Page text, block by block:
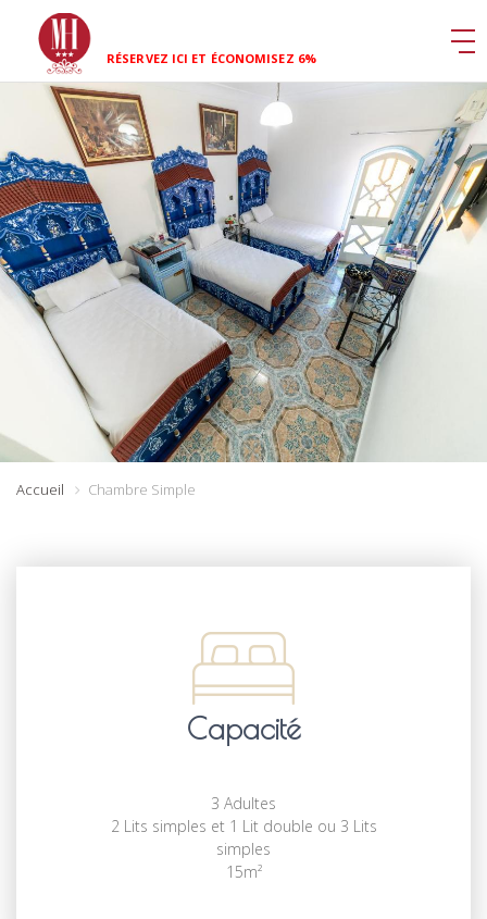
RÉSERVEZ ICI ET ÉCONOMISEZ 6%
Accueil Chambre Simple
Capacité
3 Adultes
2 Lits simples et 1 Lit double ou 3 Lits
simples
15m²